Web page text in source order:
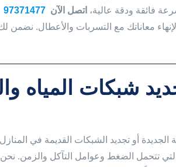
فائقة ودقة عالية، اتصل الآن 97371477
معاناتك مع التسربات والأعطال. نضمن
شبكات
أو تجديد الشبكات القديمة في
التي تتحمل الضغط وعوامل التآكل والزمن.